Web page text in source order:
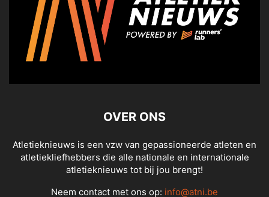
OVER ONS
Atletieknieuws is een vzw van gepassioneerde atleten en
atletiekliefhebbers die alle nationale en internationale
atletieknieuws tot bij jou brengt!
Neem contact met ons op: info@atni.be